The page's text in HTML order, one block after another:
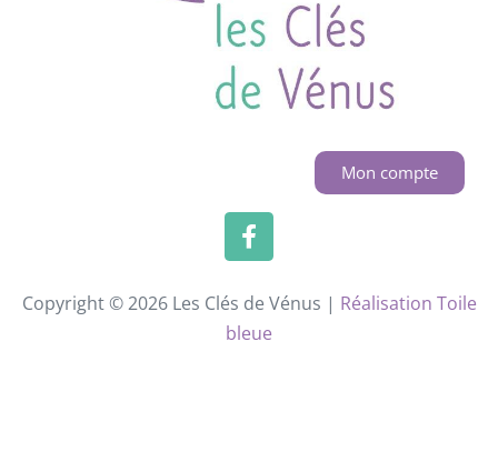
Mon compte
Copyright © 2026 Les Clés de Vénus | Réalisation Toile
bleue